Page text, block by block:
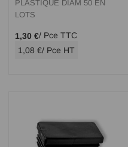
PLASTIQUE DIAM 50 EN
LOTS
1,30 €/ Pce TTC
1,08 €/ Pce HT